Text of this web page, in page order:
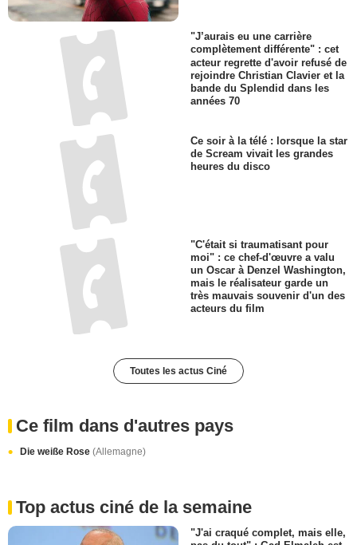
"J’aurais eu une carrière
complètement différente" : cet
acteur regrette d'avoir refusé de
rejoindre Christian Clavier et la
bande du Splendid dans les
années 70
Ce soir à la télé : lorsque la star
de Scream vivait les grandes
heures du disco
"C'était si traumatisant pour
moi" : ce chef-d'œuvre a valu
un Oscar à Denzel Washington,
mais le réalisateur garde un
très mauvais souvenir d'un des
acteurs du film
Toutes les actus Ciné
Ce film dans d'autres pays
Die weiße Rose (Allemagne)
Top actus ciné de la semaine
"J'ai craqué complet, mais elle,